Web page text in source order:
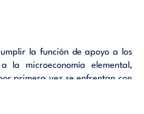
la función de apoyo a los
la microeconomía elemental,
primera vez se enfrentan con
en la mayor parte de los
para una formación más